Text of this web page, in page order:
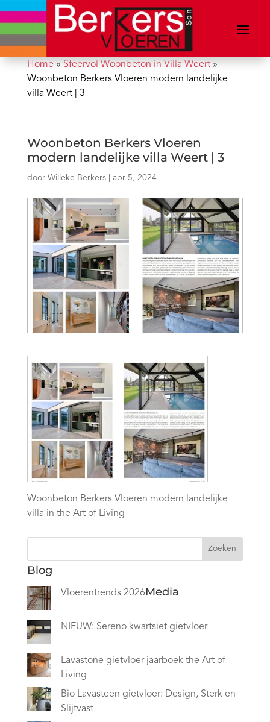
Home» Sfeervol Woonbeton in Villa Weert»
Woonbeton Berkers Vloeren modern landelijke
villa Weert | 3
Woonbeton Berkers Vloeren
modern landelijke villa Weert | 3
door Willeke Berkers| apr 5, 2024
Woonbeton Berkers Vloeren modern landelijke
villa in the Art of Living
Zoeken
Blog
Vloerentrends 2026
NIEUW: Sereno kwartsiet gietvloer
Lavastone gietvloer jaarboek the Art of
Living
Bio Lavasteen gietvloer: Design, Sterk en
Slijtvast
Media